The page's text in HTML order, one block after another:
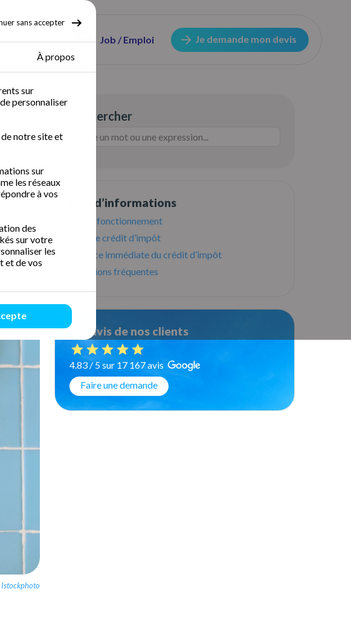
Job / Emploi Je demande mon devis
sans accepter
À propos
sur
personnaliser
notre site et
sur
les réseaux
à vos
des
sur votre
les
et de vos
salle de bains
Istockphoto
Rechercher
Plus d’informations
Notre fonctionnement
50% de crédit d’impôt
L’avance immédiate du crédit d’impôt
Questions fréquentes
Les avis de nos clients
4.83 / 5 sur 17 167 avis
Faire une demande